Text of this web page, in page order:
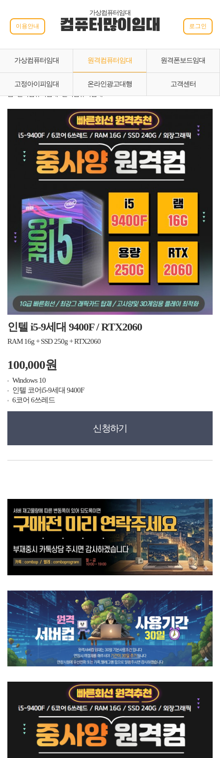
가상컴퓨터임대
컴퓨터많이임대
이용안내 로그인
가상컴퓨터임대 원격컴퓨터임대 원격폰보드임대
고정아이피임대 온라인광고대행
고객센터
홈 › 원격컴퓨터임대 › 원격컴퓨터임대
인텔 i5-9세대 9400F / RTX2060
RAM 16g + SSD 250g + RTX2060
100,000원
Windows 10
인텔 코어i5-9세대 9400F
6코어 6쓰레드
신청하기